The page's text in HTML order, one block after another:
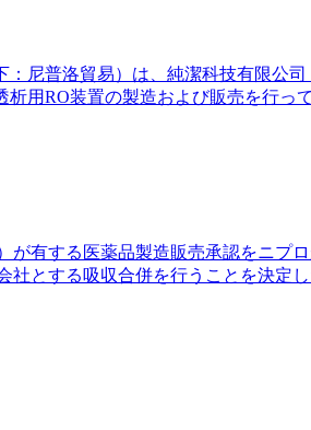
尼普洛貿易）は、純潔科技有限公
用RO装置の製造および販売を行っ
有する医薬品製造販売承認をニプ
とする吸収合併を行うことを決定